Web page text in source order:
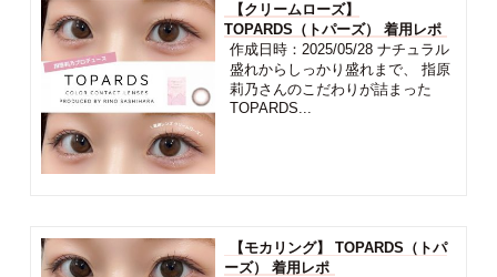
【クリームローズ】
TOPARDS（トパーズ） 着用レポ
作成日時：2025/05/28 ナチュラル
盛れからしっかり盛れまで、 指原
莉乃さんのこだわりが詰まった
TOPARDS...
【モカリング】 TOPARDS（トパ
ーズ） 着用レポ